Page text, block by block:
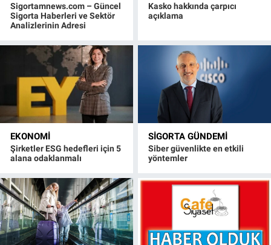
Sigortamnews.com – Güncel
Sigorta Haberleri ve Sektör
Analizlerinin Adresi
Kasko hakkında çarpıcı
açıklama
EKONOMI
Şirketler ESG hedefleri için 5
alana odaklanmalı
SIGORTA GÜNDEMI
Siber güvenlikte en etkili
yöntemler